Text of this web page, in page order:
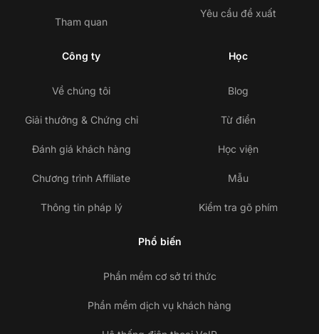
Tham quan
Yêu cầu đề xuất
Công ty
Về chúng tôi
Giải thưởng & Chứng chỉ
Đánh giá khách hàng
Chương trình Affiliate
Thông tin pháp lý
Học
Blog
Từ điển
Học viện
Mẫu
Kiểm tra gõ phím
Phổ biến
Phần mềm cơ sở tri thức
Phần mềm dịch vụ khách hàng